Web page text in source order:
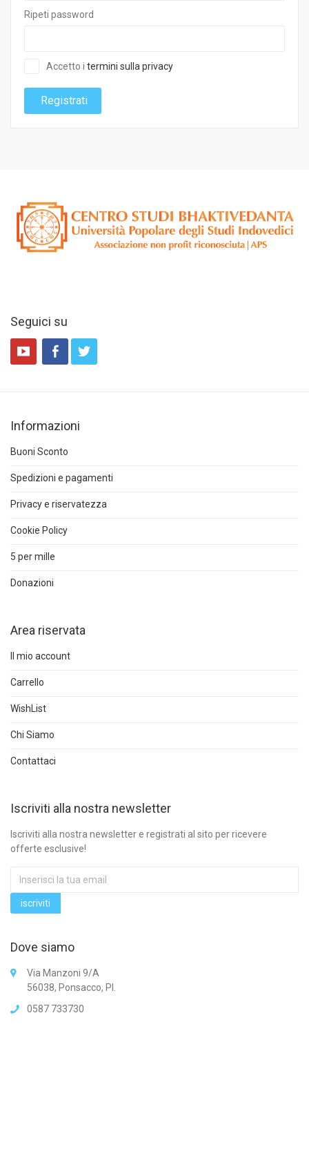
Ripeti password
Accetto i termini sulla privacy
Registrati
Seguici su
Informazioni
Buoni Sconto
Spedizioni e pagamenti
Privacy e riservatezza
Cookie Policy
5 per mille
Donazioni
Area riservata
Il mio account
Carrello
WishList
Chi Siamo
Contattaci
Iscriviti alla nostra newsletter
Iscriviti alla nostra newsletter e registrati al sito per ricevere
offerte esclusive!
Dove siamo
Via Manzoni 9/A
56038, Ponsacco, PI.
0587 733730